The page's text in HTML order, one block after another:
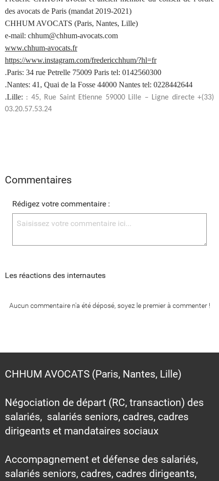
des avocats de Paris (mandat 2019-2021)
CHHUM AVOCATS (Paris, Nantes, Lille)
e-mail: chhum@chhum-avocats.com
www.chhum-avocats.fr
https://www.instagram.com/fredericchhum/?hl=fr
.Paris: 34 rue Petrelle 75009 Paris tel: 0142560300
.Nantes: 41, Quai de la Fosse 44000 Nantes tel: 0228442644
.Lille: : 45, Rue Saint Etienne 59000 Lille – Ligne directe +(33)
03.20.57.53.24
Commentaires
Rédigez votre commentaire :
Les réactions des internautes
Aucun commentaire n'a été déposé, soyez le premier à commenter !
CHHUM AVOCATS (Paris, Nantes, Lille)
Négociation de départ (RC, transaction) des
salariés, salariés seniors, cadres, cadres
dirigeants et mandataires sociaux
Accompagnement et défense des salariés,
salariés seniors, cadres, cadres dirigeants,